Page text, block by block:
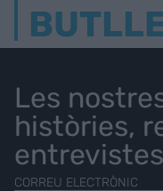
Les
històries,
CORREU ELECTRÒNIC